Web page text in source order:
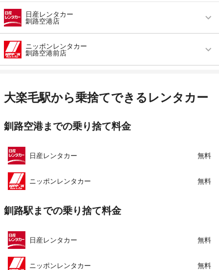
日産レンタカー
釧路空港店
営業時間 毎日 08:30 ～ 19:30
アクセス 釧路空港より無料送迎車で約5分
店舗詳細 店舗詳細ページはこちら
ニッポンレンタカー
釧路空港前店
アクセス 釧路空港より無料送迎車で約1分
店舗詳細 店舗詳細ページはこちら
大楽毛駅から乗捨てできるレンタカー
釧路空港までの乗り捨て料金
日産レンタカー 無料
ニッポンレンタカー 無料
釧路駅までの乗り捨て料金
日産レンタカー 無料
ニッポンレンタカー 無料